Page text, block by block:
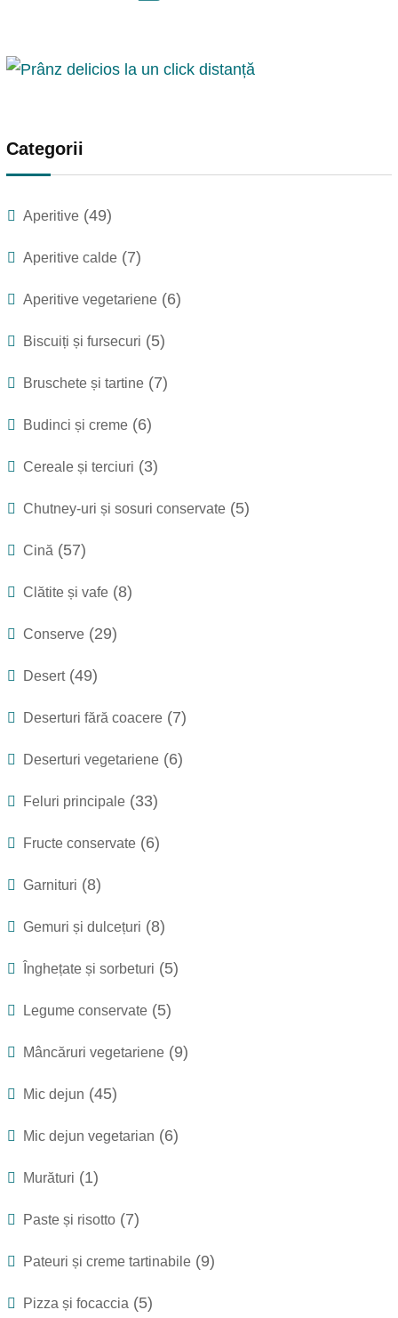
Categorii
Aperitive (49)
Aperitive calde (7)
Aperitive vegetariene (6)
Biscuiți și fursecuri (5)
Bruschete și tartine (7)
Budinci și creme (6)
Cereale și terciuri (3)
Chutney-uri și sosuri conservate (5)
Cină (57)
Clătite și vafe (8)
Conserve (29)
Desert(49)
Deserturi fără coacere (7)
Deserturi vegetariene (6)
Feluri principale (33)
Fructe conservate (6)
Garnituri (8)
Gemuri și dulcețuri (8)
Înghețate și sorbeturi (5)
Legume conservate (5)
Mâncăruri vegetariene (9)
Mic dejun (45)
Mic dejun vegetarian (6)
Murături (1)
Paste și risotto (7)
Pateuri și creme tartinabile (9)
Pizza și focaccia (5)